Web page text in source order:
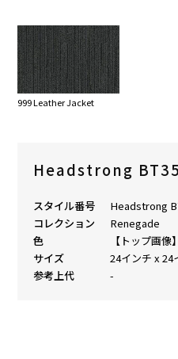
999 Leather Jacket
Headstrong
スタイル番号
Headstrong
コレクション
Renegade
色
【トップ画
サイズ
24インチ x 24
参考上代
-